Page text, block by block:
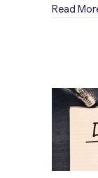
Read